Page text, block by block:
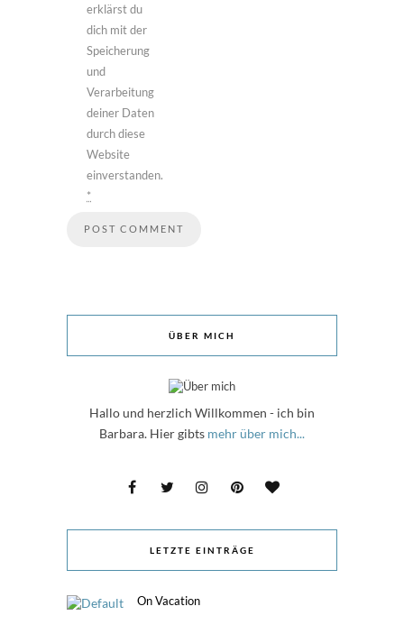
erklärst du
dich mit der
Speicherung
und
Verarbeitung
deiner Daten
durch diese
Website
einverstanden.
*
ÜBER MICH
Hallo und herzlich Willkommen - ich bin
Barbara. Hier gibts mehr über mich...
LETZTE EINTRÄGE
On Vacation